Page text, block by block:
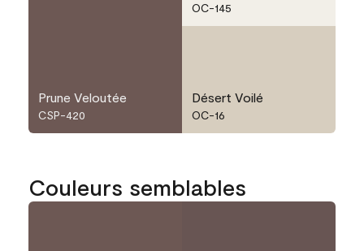
Prune Veloutée
CSP-420
OC-145
Désert Voilé
OC-16
Couleurs semblables